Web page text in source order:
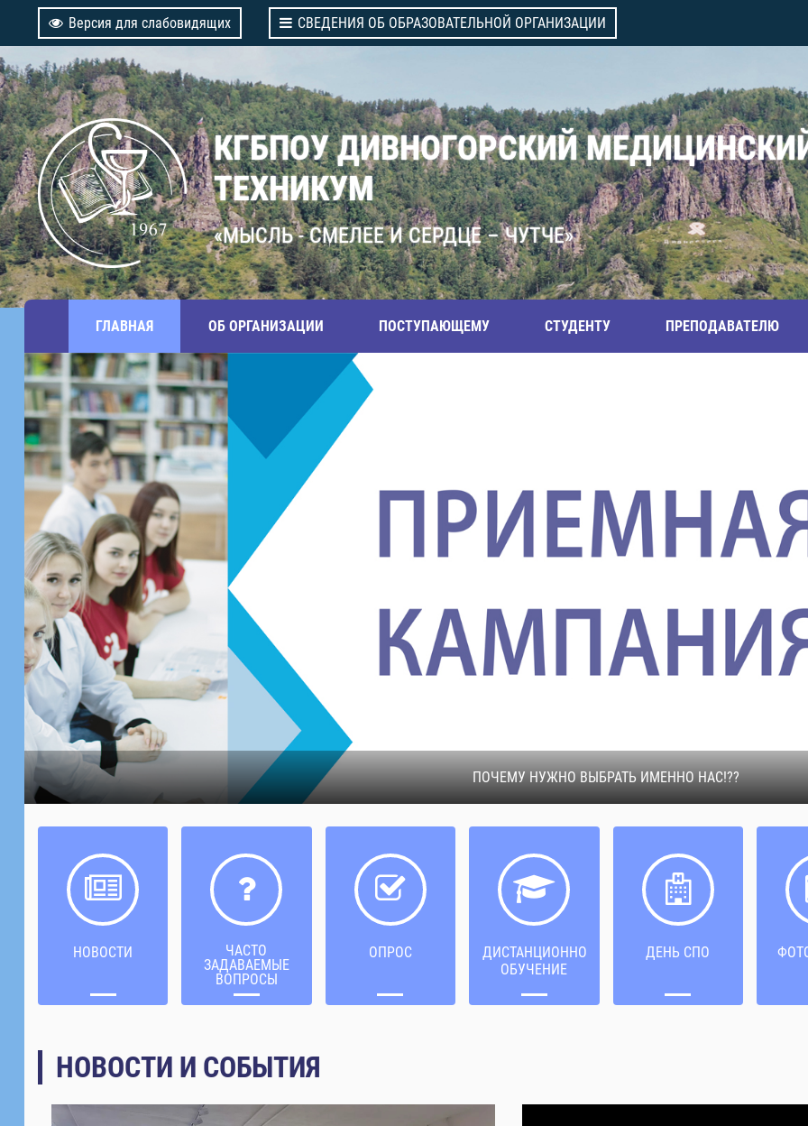
Версия для слабовидящих СВЕДЕНИЯ ОБ ОБРАЗОВАТЕЛЬНОЙ ОРГАНИЗАЦИИ
КГБПОУ ДИВНОГОРСКИЙ
ТЕХНИКУМ
«МЫСЛЬ - СМЕЛЕЕ И СЕРДЦЕ – ЧУТЧЕ»
ГЛАВНАЯ ОБ ОРГАНИЗАЦИИ ПОСТУПАЮЩЕМУ СТУДЕНТУ ПРЕПОДАВАТЕЛЮ
«МОЛОДЫЕ
НОВОСТИ
ЧАСТО
ЗАДАВАЕМЫЕ
ВОПРОСЫ
ОПРОС
ДИСТАНЦИОННОЕ
ОБУЧЕНИЕ
ДЕНЬ СПО
НОВОСТИ И СОБЫТИЯ